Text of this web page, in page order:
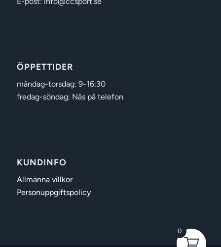
ÖPPETTIDER
måndag-torsdag: 9-16:30
fredag-söndag: Nås på telefon
KUNDINFO
Allmänna villkor
Personuppgiftspolicy
0